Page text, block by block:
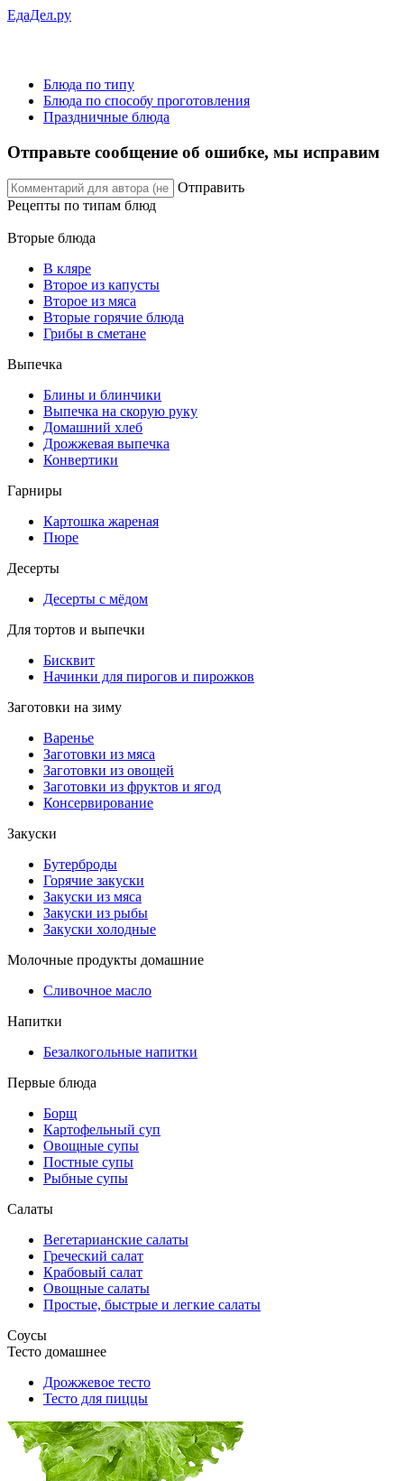
ЕдаДел.ру
Блюда по типу
Блюда по способу проготовления
Праздничные блюда
Отправьте сообщение об ошибке, мы исправим
Отправить
Рецепты по типам блюд
Вторые блюда
В кляре
Второе из капусты
Второе из мяса
Вторые горячие блюда
Грибы в сметане
Выпечка
Блины и блинчики
Выпечка на скорую руку
Домашний хлеб
Дрожжевая выпечка
Конвертики
Гарниры
Картошка жареная
Пюре
Десерты
Десерты с мёдом
Для тортов и выпечки
Бисквит
Начинки для пирогов и пирожков
Заготовки на зиму
Варенье
Заготовки из мяса
Заготовки из овощей
Заготовки из фруктов и ягод
Консервирование
Закуски
Бутерброды
Горячие закуски
Закуски из мяса
Закуски из рыбы
Закуски холодные
Молочные продукты домашние
Сливочное масло
Напитки
Безалкогольные напитки
Первые блюда
Борщ
Картофельный суп
Овощные супы
Постные супы
Рыбные супы
Салаты
Вегетарианские салаты
Греческий салат
Крабовый салат
Овощные салаты
Простые, быстрые и легкие салаты
Соусы
Тесто домашнее
Дрожжевое тесто
Тесто для пиццы